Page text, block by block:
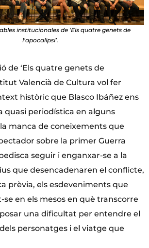
institucionales de ‘Els quatre genets de
l’apocalipsi’.
de ‘Els quatre genets de
Valencià de Cultura vol fer
històric que Blasco Ibáñez ens
quasi periodística en alguns
manca de coneixements que
sobre la primer Guerra
seguir i enganxar-se a la
que desencadenaren el conflicte,
prèvia, els esdeveniments que
en els mesos en què transcorre
una dificultat per entendre el
personatges i el viatge que